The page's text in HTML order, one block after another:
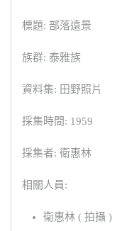
標題: 部落遠景
族群: 泰雅族
資料集: 田野照片
採集時間: 1959
採集者: 衛惠林
相關人員:
衛惠林 ( 拍攝 )